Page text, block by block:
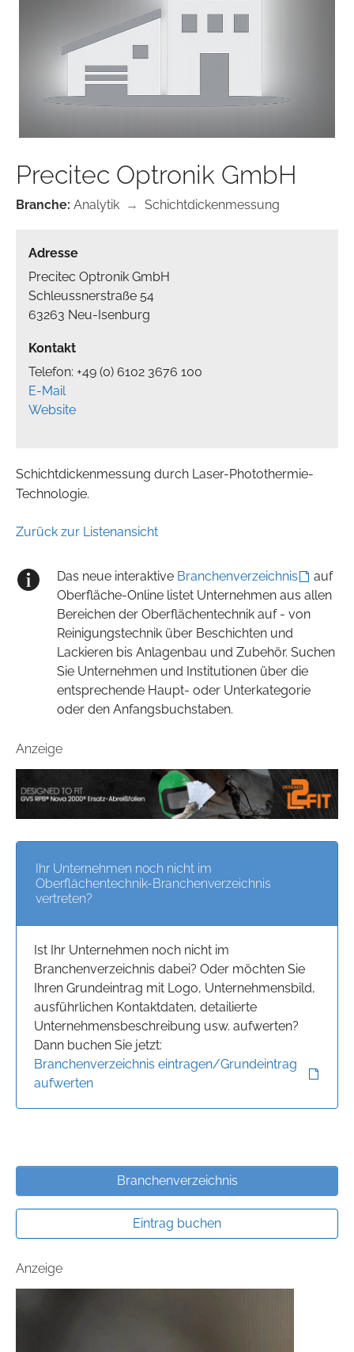
Precitec Optronik GmbH
Branche: Analytik → Schichtdickenmessung
Adresse
Precitec Optronik GmbH
Schleussnerstraße 54
63263 Neu-Isenburg
Kontakt
Telefon: +49 (0) 6102 3676 100
E-Mail
Website
Schichtdickenmessung durch Laser-Photothermie-
Technologie.
Zurück zur Listenansicht
Das neue interaktive Branchenverzeichnis
auf
Oberfläche-Online listet Unternehmen aus allen
Bereichen der Oberflächentechnik auf - von
Reinigungstechnik über Beschichten und
Lackieren bis Anlagenbau und Zubehör. Suchen
Sie Unternehmen und Institutionen über die
entsprechende Haupt- oder Unterkategorie
oder den Anfangsbuchstaben.
Anzeige
Ihr Unternehmen noch nicht im
Oberflächentechnik-Branchenverzeichnis
vertreten?
Ist Ihr Unternehmen noch nicht im
Branchenverzeichnis dabei? Oder möchten Sie
Ihren Grundeintrag mit Logo, Unternehmensbild,
ausführlichen Kontaktdaten, detailierte
Unternehmensbeschreibung usw. aufwerten?
Dann buchen Sie jetzt:
Branchenverzeichnis eintragen/Grundeintrag
aufwerten
Branchenverzeichnis
Eintrag buchen
Anzeige